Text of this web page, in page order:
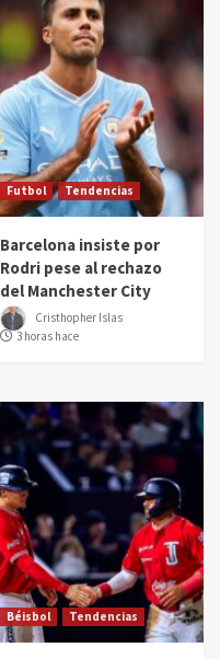
Futbol Tendencias
Barcelona insiste por
Rodri pese al rechazo
del Manchester City
Cristhopher Islas
3 horas hace
Béisbol Tendencias